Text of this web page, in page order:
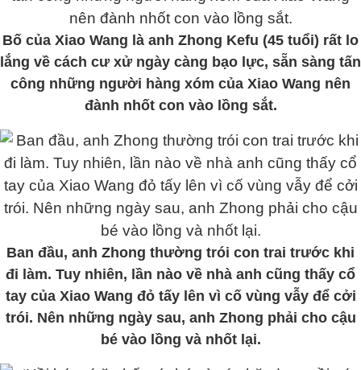
Bố của Xiao Wang là anh Zhong Kefu (45 tuổi) rất lo
lắng về cách cư xử ngày càng bạo lực, sẵn sàng tấn
công những người hàng xóm của Xiao Wang nên
đành nhốt con vào lồng sắt.
Ban đầu, anh Zhong thường trói con trai trước khi
đi làm. Tuy nhiên, lần nào về nhà anh cũng thấy cổ
tay của Xiao Wang đỏ tấy lên vì cố vùng vẫy để cởi
trói. Nên những ngày sau, anh Zhong phải cho cậu
bé vào lồng và nhốt lại.